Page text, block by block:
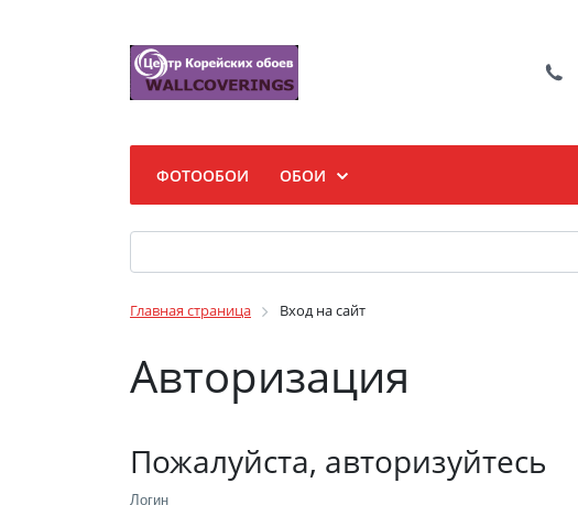
ФОТООБОИ ОБОИ
Главная страница Вход на сайт
Авторизация
Пожалуйста, авторизуйтесь
Логин